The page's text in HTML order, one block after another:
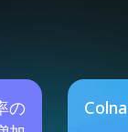
Studies
の